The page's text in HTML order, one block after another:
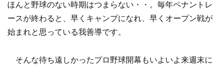
ほんと野球のない時期はつまらない・・。毎年ペナントレ
ースが終わると、早くキャンプになれ、早くオープン戦が
始まれと思っている我善導です。
そんな待ち遠しかったプロ野球開幕もいよいよ来週末に